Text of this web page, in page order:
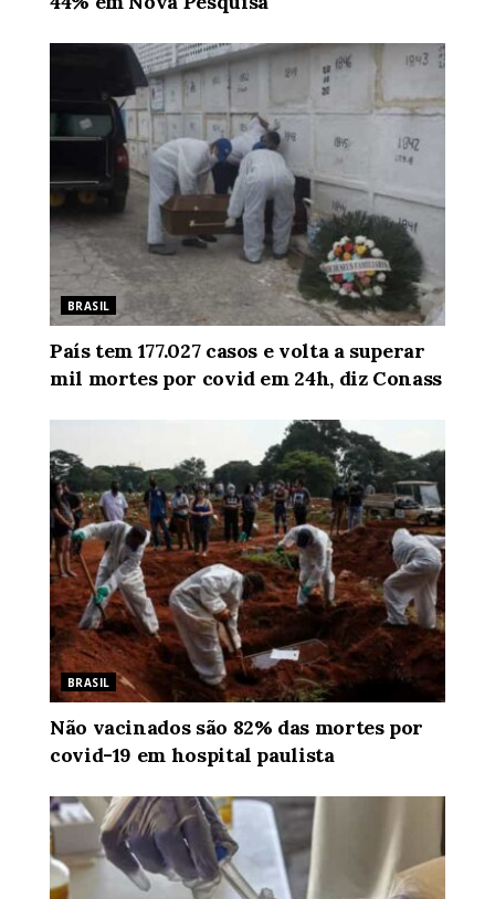
BRASIL
País tem 177.027 casos e volta a superar
mil mortes por covid em 24h, diz Conass
BRASIL
Não vacinados são 82% das mortes por
covid-19 em hospital paulista